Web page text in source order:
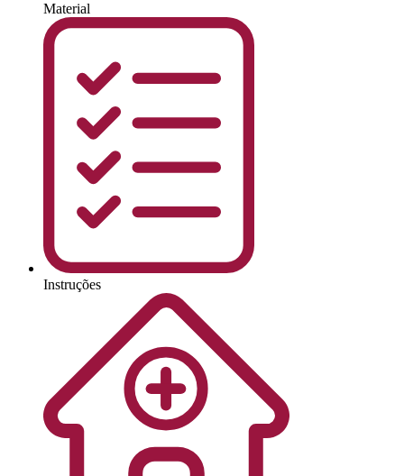
Material
Instruções